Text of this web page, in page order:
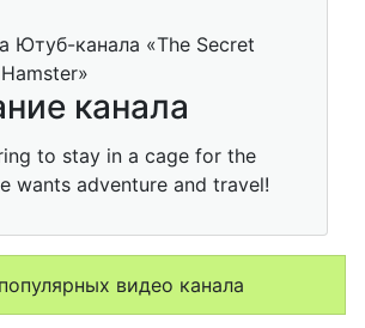
канала
to stay in a cage for the
wants adventure and travel!
видео канала